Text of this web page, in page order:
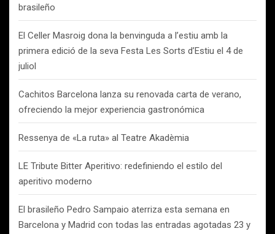
brasileño
El Celler Masroig dona la benvinguda a l’estiu amb la
primera edició de la seva Festa Les Sorts d’Estiu el 4 de
juliol
Cachitos Barcelona lanza su renovada carta de verano,
ofreciendo la mejor experiencia gastronómica
Ressenya de «La ruta» al Teatre Akadèmia
LE Tribute Bitter Aperitivo: redefiniendo el estilo del
aperitivo moderno
El brasileño Pedro Sampaio aterriza esta semana en
Barcelona y Madrid con todas las entradas agotadas 23 y